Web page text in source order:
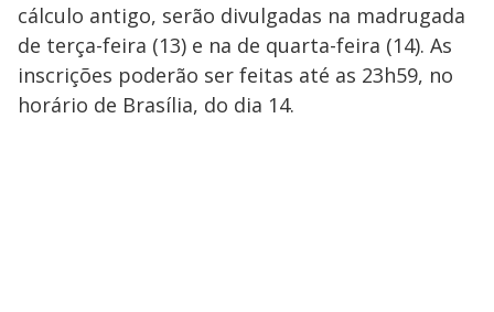
cálculo antigo, serão divulgadas na madrugada
de terça-feira (13) e na de quarta-feira (14). As
inscrições poderão ser feitas até as 23h59, no
horário de Brasília, do dia 14.